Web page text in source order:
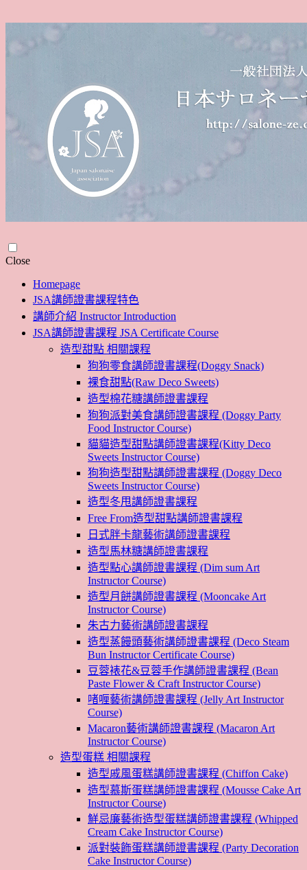
CloseSkip
content
Homepage
JSA講師證書課程特色
講師介紹 Instructor Introduction
JSA講師證書課程 JSA Certificate Course
造型甜點 相關課程
狗狗零食講師證書課程(Doggy Snack)
裸食甜點(Raw Deco Sweets)
造型棉花糖講師證書課程
狗狗派對美食講師證書課程 (Doggy Party
Food Instructor Course)
貓貓造型甜點講師證書課程(Kitty Deco
Sweets Instructor Course)
狗狗造型甜點講師證書課程 (Doggy Deco
Sweets Instructor Course)
造型冬甩講師證書課程
Free From造型甜點講師證書課程
日式胖卡龍藝術講師證書課程
造型馬林糖講師證書課程
造型點心講師證書課程 (Dim sum Art
Instructor Course)
造型月餅講師證書課程 (Mooncake Art
Instructor Course)
朱古力藝術講師證書課程
造型蒸饅頭藝術講師證書課程 (Deco Steam
Bun Instructor Certificate Course)
豆蓉裱花&豆蓉手作講師證書課程 (Bean
Paste Flower & Craft Instructor Course)
啫喱藝術講師證書課程 (Jelly Art Instructor
Course)
Macaron藝術講師證書課程 (Macaron Art
Instructor Course)
造型蛋糕 相關課程
造型戚風蛋糕講師證書課程 (Chiffon Cake)
造型慕斯蛋糕講師證書課程 (Mousse Cake Art
Instructor Course)
鮮忌廉藝術造型蛋糕講師證書課程 (Whipped
Cream Cake Instructor Course)
派對裝飾蛋糕講師證書課程 (Party Decoration
Cake Instructor Course)